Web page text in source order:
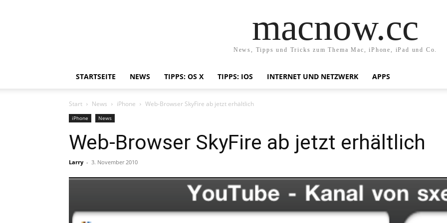
macnow.cc
News, Tipps und Tricks zum Thema Mac, iPhone, iPad und Co.
STARTSEITE NEWS TIPPS: OS X TIPPS: IOS INTERNET UND NETZWERK APPS
Start News iPhone Web-Browser SkyFire ab jetzt erhältlich
iPhone News
Web-Browser SkyFire ab jetzt erhältlich
Larry - 3. November 2010